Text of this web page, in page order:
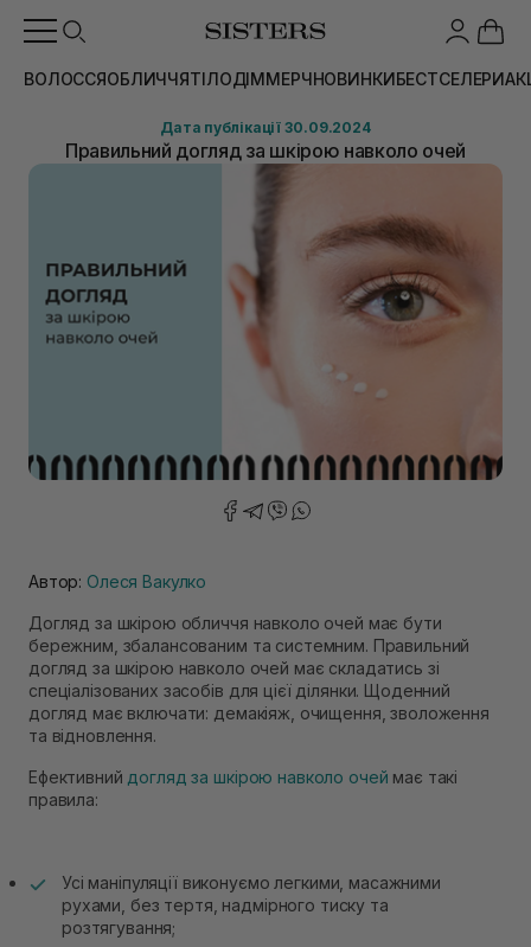
ВОЛОССЯОБЛИЧЧЯТІЛОДІММЕРЧНОВИНКИБЕСТСЕЛЕРИ
Дата публікації 30.09.2024
Правильний догляд за шкірою навколо очей
Автор: Олеся Вакулко
Догляд за шкірою обличчя навколо очей має бути
бережним, збалансованим та системним. Правильний
догляд за шкірою навколо очей має складатись зі
спеціалізованих засобів для цієї ділянки. Щоденний
догляд має включати: демакіяж, очищення, зволоження
та відновлення.
Ефективний догляд за шкірою навколо очей має такі
правила:
Усі маніпуляції виконуємо легкими, масажними
рухами, без тертя, надмірного тиску та
розтягування;